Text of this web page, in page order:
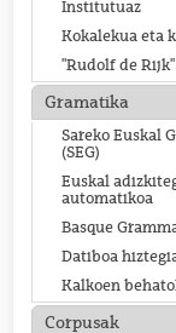
Institutuaz
Kokalekua eta
"Rudolf de
Gramatika
Sareko Euskal
(SEG)
Euskal
automatikoa
Basque
Datiboa
Kalkoen
Corpusak